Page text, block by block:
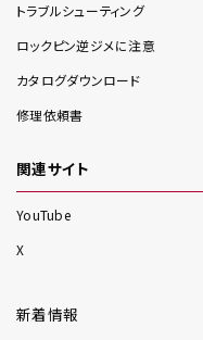
トラブルシューティング
ロックピン逆ジメに注意
カタログダウンロード
修理依頼書
関連サイト
YouTube
X
新着情報